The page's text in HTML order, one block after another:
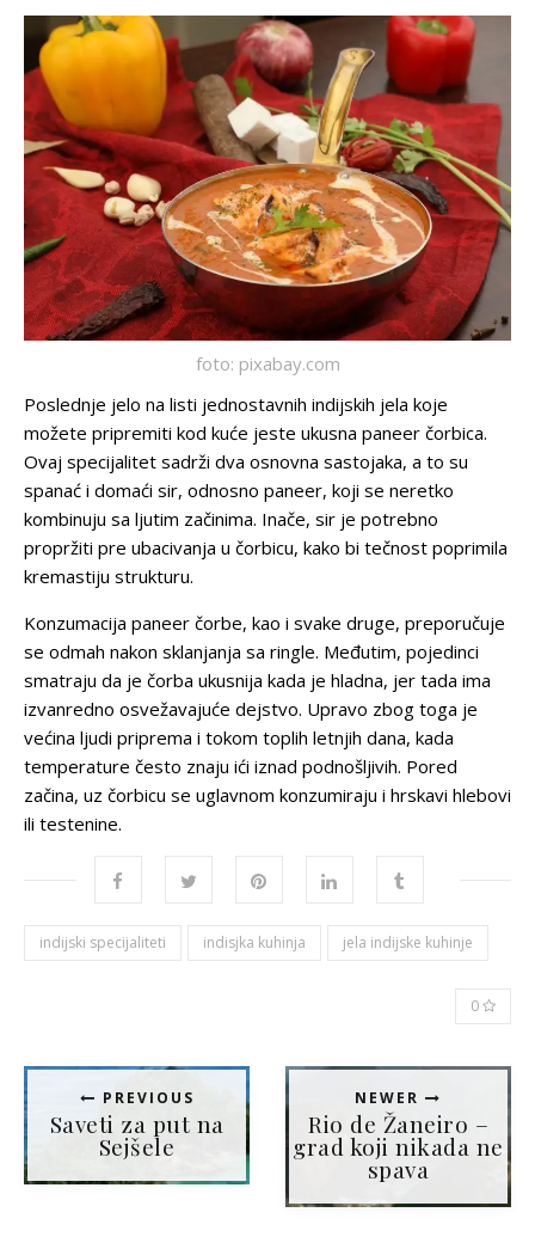
foto: pixabay.com
Poslednje jelo na listi jednostavnih indijskih jela koje
možete pripremiti kod kuće jeste ukusna paneer čorbica.
Ovaj specijalitet sadrži dva osnovna sastojaka, a to su
spanać i domaći sir, odnosno paneer, koji se neretko
kombinuju sa ljutim začinima. Inače, sir je potrebno
propržiti pre ubacivanja u čorbicu, kako bi tečnost poprimila
kremastiju strukturu.
Konzumacija paneer čorbe, kao i svake druge, preporučuje
se odmah nakon sklanjanja sa ringle. Međutim, pojedinci
smatraju da je čorba ukusnija kada je hladna, jer tada ima
izvanredno osvežavajuće dejstvo. Upravo zbog toga je
većina ljudi priprema i tokom toplih letnjih dana, kada
temperature često znaju ići iznad podnošljivih. Pored
začina, uz čorbicu se uglavnom konzumiraju i hrskavi hlebovi
ili testenine.
indijski specijaliteti indisjka kuhinja jela indijske kuhinje
0
PREVIOUS
Saveti za put na
Sejšele
NEWER
Rio de Žaneiro –
grad koji nikada ne
spava